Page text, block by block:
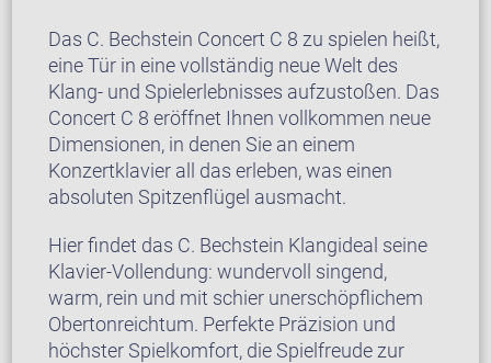
Das C. Bechstein Concert C 8 zu spielen heißt,
eine Tür in eine vollständig neue Welt des
Klang- und Spielerlebnisses aufzustoßen. Das
Concert C 8 eröffnet Ihnen vollkommen neue
Dimensionen, in denen Sie an einem
Konzertklavier all das erleben, was einen
absoluten Spitzenflügel ausmacht.
Hier findet das C. Bechstein Klangideal seine
Klavier-Vollendung: wundervoll singend,
warm, rein und mit schier unerschöpflichem
Obertonreichtum. Perfekte Präzision und
höchster Spielkomfort, die Spielfreude zur